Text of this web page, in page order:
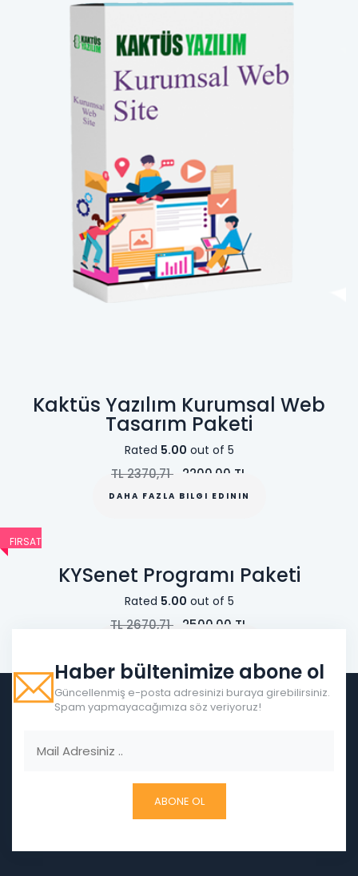
Kaktüs Yazılım Kurumsal Web
Tasarım Paketi
Rated 5.00 out of 5
TL2370,71 2200,00 TL
DAHA FAZLA BILGI EDININ
FIRSAT
KYSenet Programı Paketi
Rated 5.00 out of 5
TL2670,71 2500,00 TL
Haber bültenimize abone ol
Güncellenmiş e-posta adresinizi buraya girebilirsiniz.
Spam yapmayacağımıza söz veriyoruz!